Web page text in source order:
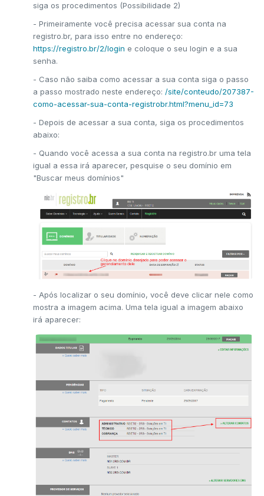
siga os procedimentos (Possibilidade 2)
- Primeiramente você precisa acessar sua conta na
registro.br, para isso entre no endereço:
https://registro.br/2/login e coloque o seu login e a sua
senha.
- Caso não saiba como acessar a sua conta siga o passo
a passo mostrado neste endereço: /site/conteudo/207387-
como-acessar-sua-conta-registrobr.html?menu_id=73
- Depois de acessar a sua conta, siga os procedimentos
abaixo:
- Quando você acessa a sua conta na registro.br uma tela
igual a essa irá aparecer, pesquise o seu domínio em
"Buscar meus domínios"
- Após localizar o seu domínio, você deve clicar nele como
mostra a imagem acima. Uma tela igual a imagem abaixo
irá aparecer: